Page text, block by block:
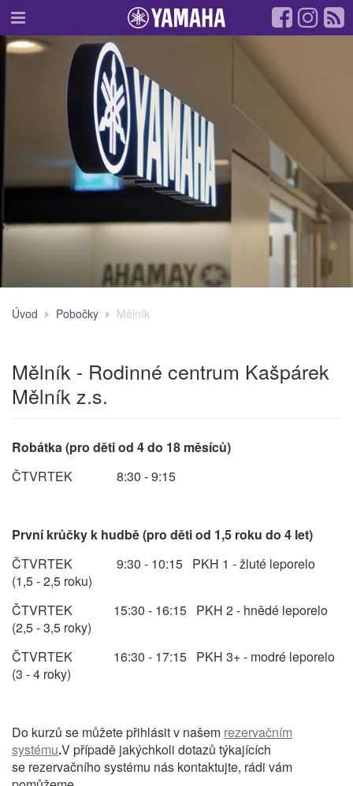
Úvod Pobočky Mělník
Mělník - Rodinné centrum Kašpárek
Mělník z.s.
Robátka (pro děti od 4 do 18 měsíců)
ČTVRTEK 8:30 - 9:15
První krůčky k hudbě (pro děti od 1,5 roku do 4 let)
ČTVRTEK 9:30 - 10:15 PKH 1 - žluté leporelo
(1,5 - 2,5 roku)
ČTVRTEK 15:30 - 16:15 PKH 2 - hnědé leporelo
(2,5 - 3,5 roky)
ČTVRTEK 16:30 - 17:15 PKH 3+ - modré leporelo
(3 - 4 roky)
Do kurzů se můžete přihlásit v našem rezervačním
systému.V případě jakýchkoli dotazů týkajících
se rezervačního systému nás kontaktujte, rádi vám